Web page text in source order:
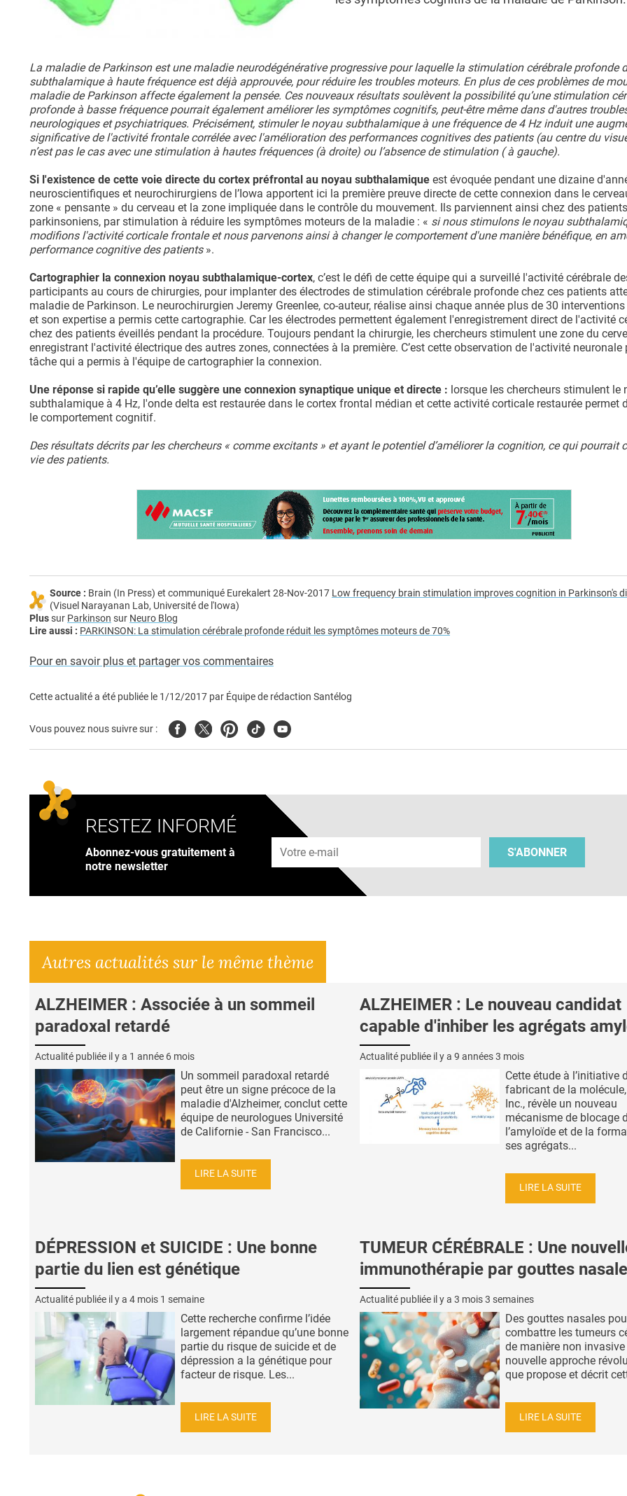
La maladie de Parkinson est une maladie neurodégénérative progressive pour laquelle la stimulation cérébrale profonde
subthalamique à haute fréquence est déjà approuvée, pour réduire les troubles moteurs. En plus de ces problèmes de
maladie de Parkinson affecte également la pensée. Ces nouveaux résultats soulèvent la possibilité qu’une stimulation
profonde à basse fréquence pourrait également améliorer les symptômes cognitifs, peut-être même dans d'autres
neurologiques et psychiatriques. Précisément, stimuler le noyau subthalamique à une fréquence de 4 Hz induit une
significative de l'activité frontale corrélée avec l'amélioration des performances cognitives des patients (au centre du
n’est pas le cas avec une stimulation à hautes fréquences (à droite) ou l’absence de stimulation ( à gauche).
Si l'existence de cette voie directe du cortex préfrontal au noyau subthalamique est évoquée pendant une dizaine
neuroscientifiques et neurochirurgiens de l’Iowa apportent ici la première preuve directe de cette connexion dans le
zone « pensante » du cerveau et la zone impliquée dans le contrôle du mouvement. Ils parviennent ainsi chez des patients
parkinsoniens, par stimulation à réduire les symptômes moteurs de la maladie : « si nous stimulons le noyau
modifions l'activité corticale frontale et nous parvenons ainsi à changer le comportement d'une manière bénéfique, en
performance cognitive des patients».
Cartographier la connexion noyau subthalamique-cortex, c’est le défi de cette équipe qui a surveillé l'activité cérébrale
participants au cours de chirurgies, pour implanter des électrodes de stimulation cérébrale profonde chez ces patients
maladie de Parkinson. Le neurochirurgien Jeremy Greenlee, co-auteur, réalise ainsi chaque année plus de 30
et son expertise a permis cette cartographie. Car les électrodes permettent également l'enregistrement direct de l'activité
chez des patients éveillés pendant la procédure. Toujours pendant la chirurgie, les chercheurs stimulent une zone du
enregistrant l'activité électrique des autres zones, connectées à la première. C’est cette observation de l'activité neuronale
tâche qui a permis à l'équipe de cartographier la connexion.
Une réponse si rapide qu’elle suggère une connexion synaptique unique et directe : lorsque les chercheurs stimulent le
subthalamique à 4 Hz, l'onde delta est restaurée dans le cortex frontal médian et cette activité corticale restaurée permet
le comportement cognitif.
Des résultats décrits par les chercheurs « comme excitants » et ayant le potentiel d’améliorer la cognition, ce qui pourrait
vie des patients.
Source : Brain (In Press) et communiqué Eurekalert 28-Nov-2017 Low frequency brain stimulation improves cognition in Parkinson's
(Visuel Narayanan Lab, Université de l'Iowa)
Plussur Parkinson sur Neuro Blog
Lire aussi : PARKINSON: La stimulation cérébrale profonde réduit les symptômes moteurs de 70%
Pour en savoir plus et partager vos commentaires
Cette actualité a été publiée le 1/12/2017 par Équipe de rédaction Santélog
Vous pouvez nous suivre sur : FacebookTwitterPinterest
TiktokYoutube
RESTEZ INFORMÉ
Abonnez-vous gratuitement à
notre newsletter
Adresse e-mail
S'ABONNER
Autres actualités sur le même thème
ALZHEIMER : Associée à un sommeil
paradoxal retardé
Actualité publiée il y a 1 année 6 mois
Un sommeil paradoxal retardé
peut être un signe précoce de la
maladie d'Alzheimer, conclut cette
équipe de neurologues Université
de Californie - San Francisco...
LIRE LA SUITE
ALZHEIMER : Le nouveau candidat
capable d'inhiber les agrégats
Actualité publiée il y a 9 années 3 mois
Cette étude à l’initiative
fabricant de la
Inc., révèle un nouveau
mécanisme de blocage
l’amyloïde et de la
ses agrégats...
LIRE LA SUITE
DÉPRESSION et SUICIDE : Une bonne
partie du lien est génétique
Actualité publiée il y a 4 mois 1 semaine
Cette recherche confirme l’idée
largement répandue qu’une bonne
partie du risque de suicide et de
dépression a la génétique pour
facteur de risque. Les...
LIRE LA SUITE
TUMEUR CÉRÉBRALE : Une
immunothérapie par gouttes
Actualité publiée il y a 3 mois 3 semaines
Des gouttes nasales
combattre les tumeurs
de manière non invasive
nouvelle approche
que propose et décrit
LIRE LA SUITE